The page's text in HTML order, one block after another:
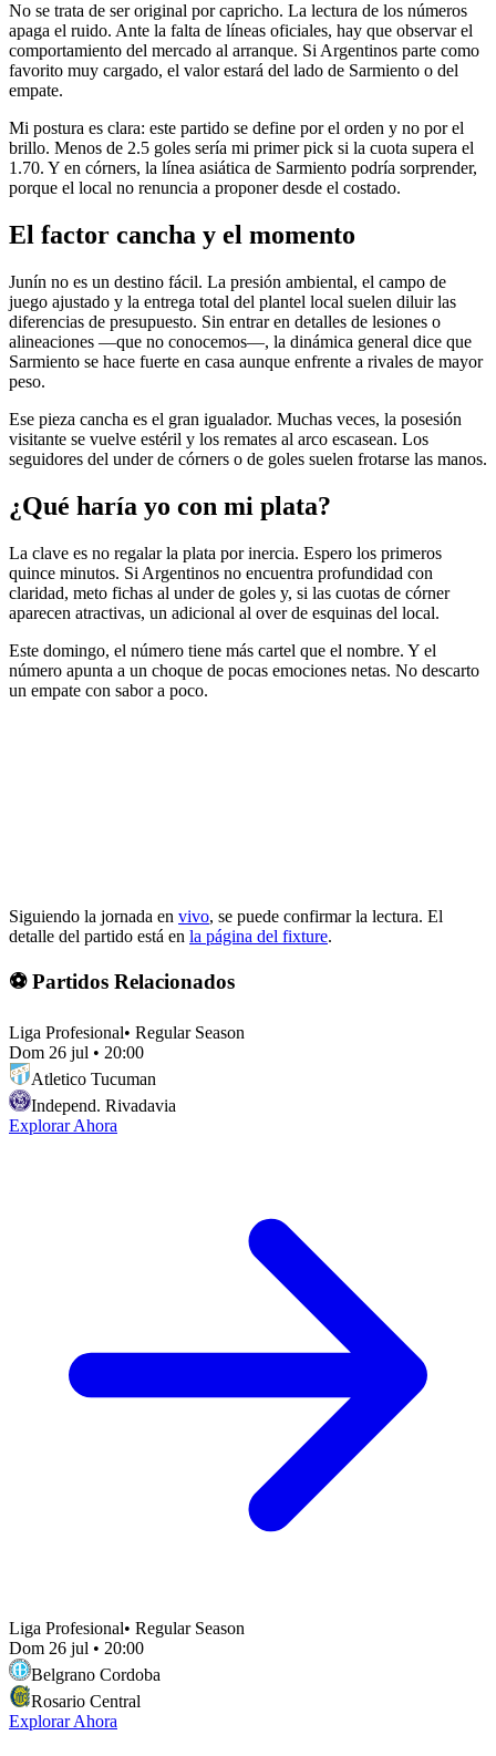
No se trata de ser original por capricho. La lectura de los números
apaga el ruido. Ante la falta de líneas oficiales, hay que observar el
comportamiento del mercado al arranque. Si Argentinos parte como
favorito muy cargado, el valor estará del lado de Sarmiento o del
empate.
Mi postura es clara: este partido se define por el orden y no por el
brillo. Menos de 2.5 goles sería mi primer pick si la cuota supera el
1.70. Y en córners, la línea asiática de Sarmiento podría sorprender,
porque el local no renuncia a proponer desde el costado.
El factor cancha y el momento
Junín no es un destino fácil. La presión ambiental, el campo de
juego ajustado y la entrega total del plantel local suelen diluir las
diferencias de presupuesto. Sin entrar en detalles de lesiones o
alineaciones —que no conocemos—, la dinámica general dice que
Sarmiento se hace fuerte en casa aunque enfrente a rivales de mayor
peso.
Ese pieza cancha es el gran igualador. Muchas veces, la posesión
visitante se vuelve estéril y los remates al arco escasean. Los
seguidores del under de córners o de goles suelen frotarse las manos.
¿Qué haría yo con mi plata?
La clave es no regalar la plata por inercia. Espero los primeros
quince minutos. Si Argentinos no encuentra profundidad con
claridad, meto fichas al under de goles y, si las cuotas de córner
aparecen atractivas, un adicional al over de esquinas del local.
Este domingo, el número tiene más cartel que el nombre. Y el
número apunta a un choque de pocas emociones netas. No descarto
un empate con sabor a poco.
Siguiendo la jornada en vivo, se puede confirmar la lectura. El
detalle del partido está en la página del fixture.
⚽ Partidos Relacionados
Liga Profesional• Regular Season
Dom 26 jul • 20:00
Atletico Tucuman
Independ. Rivadavia
Explorar Ahora
Liga Profesional• Regular Season
Dom 26 jul • 20:00
Belgrano Cordoba
Rosario Central
Explorar Ahora